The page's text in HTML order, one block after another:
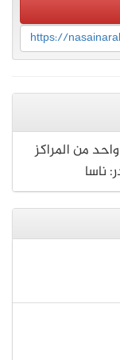
https://
من المراكز
ناسا